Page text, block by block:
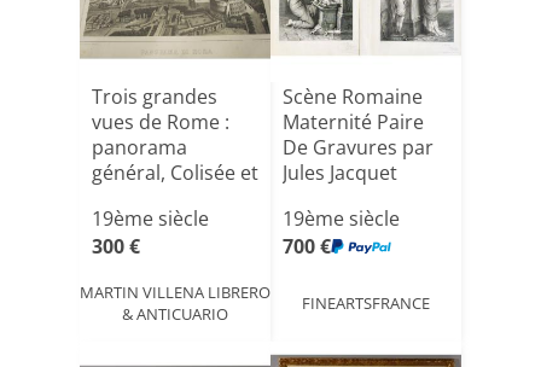
Trois grandes
vues de Rome :
panorama
général, Colisée et
19ème siècle
300 €
MARTIN VILLENA LIBRERO
& ANTICUARIO
Scène Romaine
Maternité Paire
De Gravures par
Jules Jacquet
19ème siècle
700 €
FINEARTSFRANCE